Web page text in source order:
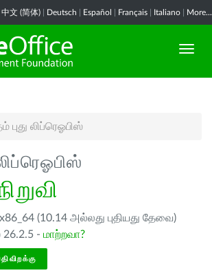
中文 (简体) Deutsch Español Français Italiano More...
புது லிப்ரெஓபிஸ்
(10.14 அல்லது புதியது தேவை)
- மாற்றவா?